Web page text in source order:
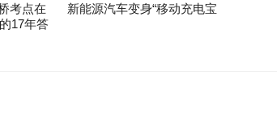
考点在
17年答
新能源汽车变身“移动充电宝